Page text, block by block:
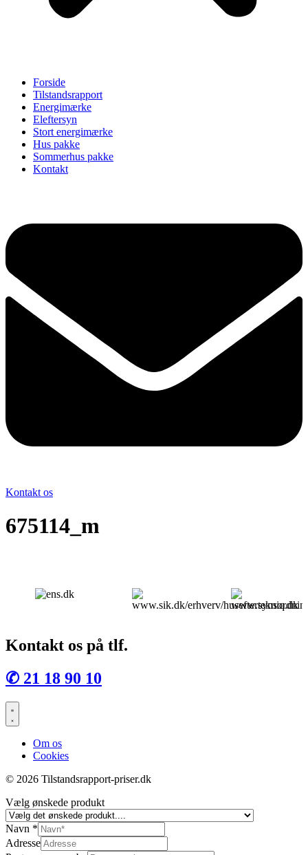
Forside
Tilstandsrapport
Energimærke
Eleftersyn
Stort energimærke
Hus pakke
Sommerhus pakke
Kontakt
Kontakt os
675114_m
Kontakt os på tlf.
✆ 21 18 90 10
Om os
Cookies
© 2026 Tilstandsrapport-priser.dk
Vælg ønskede produkt
Navn *
Adresse